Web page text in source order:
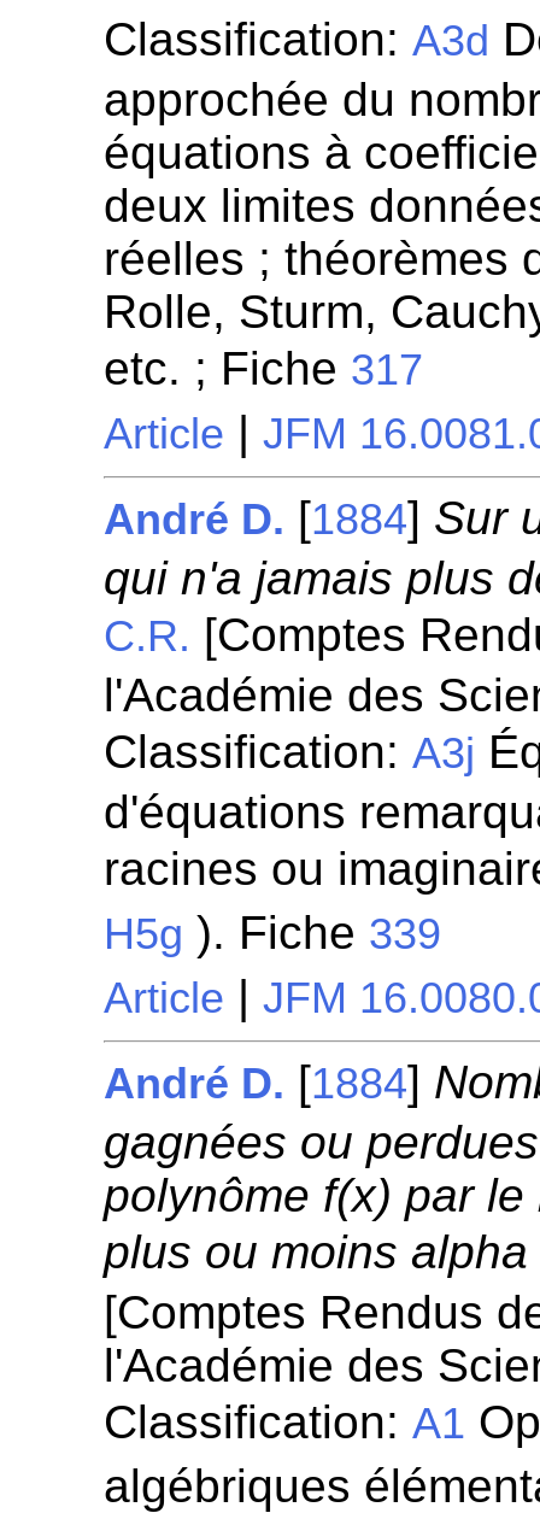
Classification:A3d
approchée du
équations à
deux limites
réelles ; théorèmes
Rolle, Sturm,
etc. ; Fiche 317
Article |JFM
André D. [1884] Sur
qui n'a jamais plus
C.R. [Comptes
l'Académie des
Classification:A3j
d'équations
racines ou
H5g ). Fiche 339
Article |JFM
André D. [1884]
gagnées ou
polynôme f(x) par
plus ou moins
[Comptes Rendus
l'Académie des
Classification:A1
algébriques